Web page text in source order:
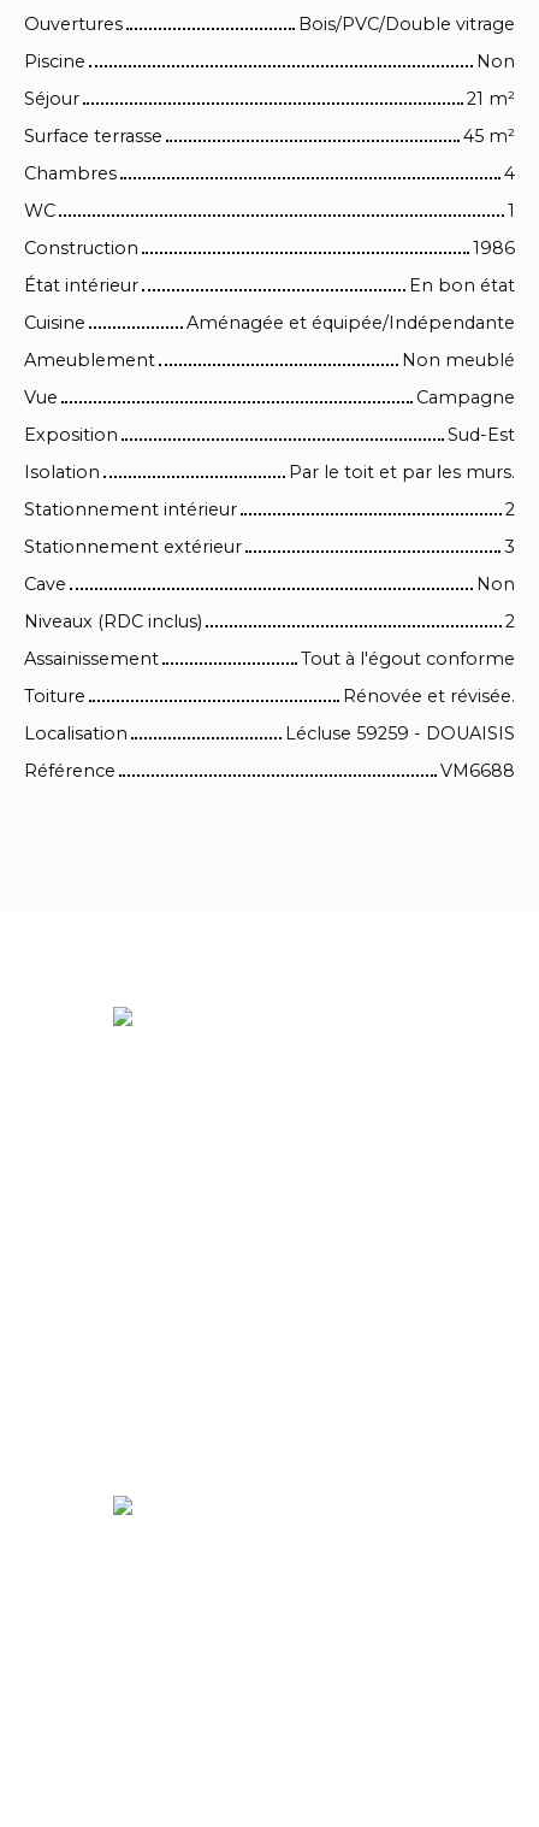
Ouvertures
Bois/PVC/Double vitrage
Piscine
Non
Séjour
21 m²
Surface terrasse
45 m²
Chambres
4
WC
1
Construction
1986
État intérieur
En bon état
Cuisine
Aménagée et équipée/Indépendante
Ameublement
Non meublé
Vue
Campagne
Exposition
Sud-Est
Isolation
Par le toit et par les murs.
Stationnement intérieur
2
Stationnement extérieur
3
Cave
Non
Niveaux (RDC inclus)
2
Assainissement
Tout à l'égout conforme
Toiture
Rénovée et révisée.
Localisation
Lécluse 59259 - DOUAISIS
Référence
VM6688